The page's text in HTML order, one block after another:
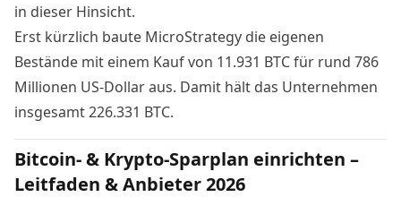
in dieser Hinsicht.
Erst kürzlich baute MicroStrategy die eigenen
Bestände mit einem Kaufvon 11.931 BTC für rund 786
Millionen US-Dollar aus. Damit hält das Unternehmen
insgesamt 226.331 BTC.
Bitcoin- & Krypto-Sparplan einrichten –
Leitfaden & Anbieter 2026